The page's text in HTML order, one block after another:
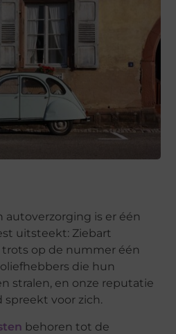
autoverzorging is er één
uitsteekt: Ziebart
trots op de nummer één
die hun
stralen, en onze reputatie
voor zich.
behoren tot de